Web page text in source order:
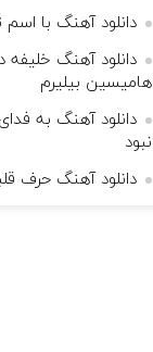
دانلود آهنگ با
دانلود آهنگ خلیفه
هامیسین بیلیرم
دانلود آهنگ به
نبود
دانلود آهنگ حرف